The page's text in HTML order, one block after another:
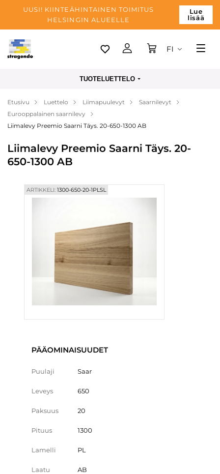
UUSI! KIINTEÄHINTAINEN TOIMITUS
HELSINGIN ALUEELLE
Lue
lisää
Tallinn
Maksu
Yrityksen
Blogi
Yhteystiedot
FI
TUOTELUETTELO
Etusivu Luettelo Liimapuulevyt
Saarnilevyt
Eurooppalainen saarnilevy
Liimalevy Preemio Saarni Täys. 20-650-1300 AB
Liimalevy Preemio Saarni Täys. 20-
650-1300 AB
ARTIKKELI:1300-650-20-1PLSL
PÄÄOMINAISUUDET
Puulaji Saar
Leveys 650
Paksuus 20
Pituus 1300
Lamelli PL
Laatu AB